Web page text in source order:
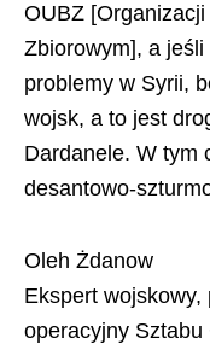
OUBZ
Zbiorowym], a
problemy w Syrii,
wojsk, a to jest
Dardanele. W tym
desantowo-
Oleh Żdanow
Ekspert wojskowy,
operacyjny Sztabu